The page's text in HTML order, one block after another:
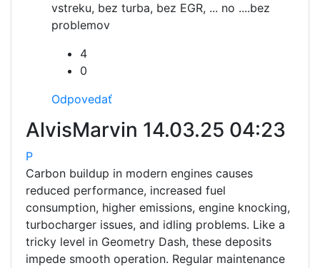
vstreku, bez turba, bez EGR, ... no ....bez
problemov
4
0
Odpovedať
AlvisMarvin 14.03.25 04:23
P
Carbon buildup in modern engines causes
reduced performance, increased fuel
consumption, higher emissions, engine knocking,
turbocharger issues, and idling problems. Like a
tricky level in Geometry Dash, these deposits
impede smooth operation. Regular maintenance